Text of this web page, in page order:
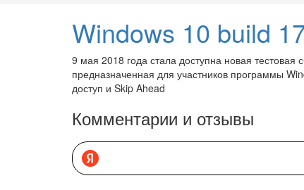
9 мая 2018 года стала доступна новая
предназначенная для участников программы
доступ и Skip Ahead
Комментарии и отзывы